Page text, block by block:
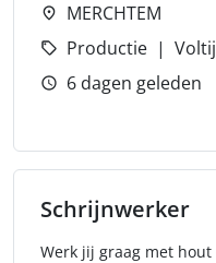
MERCHTEM
Productie
6 dagen geleden
Schrijnwerker
Werk jij graag met